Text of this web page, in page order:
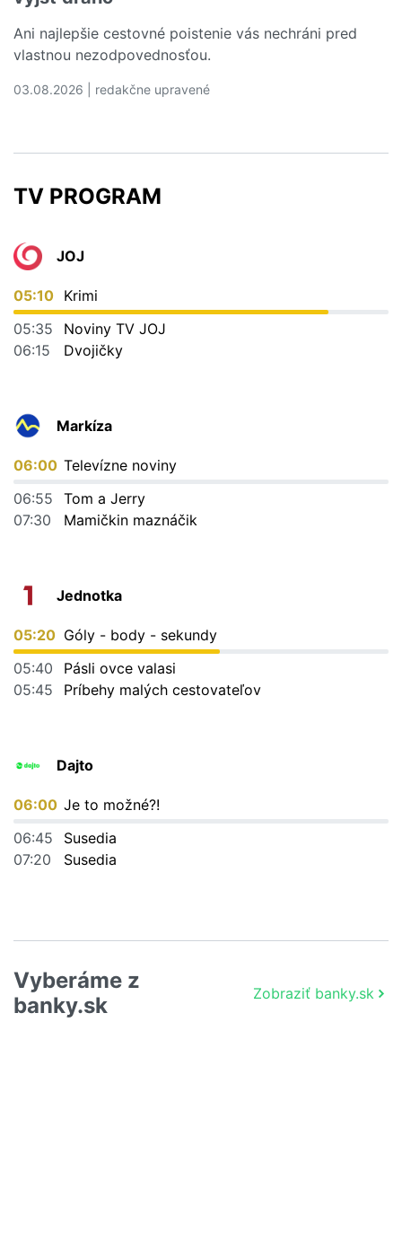
Ani najlepšie cestovné poistenie vás nechráni pred
vlastnou nezodpovednosťou.
03.08.2026 | redakčne upravené
TV PROGRAM
JOJ
05:10 Krimi
05:35
Noviny TV JOJ
06:15
Dvojičky
Markíza
06:00 Televízne noviny
06:55
Tom a Jerry
07:30
Mamičkin maznáčik
Jednotka
05:20 Góly - body - sekundy
05:40
Pásli ovce valasi
05:45
Príbehy malých cestovateľov
Dajto
06:00 Je to možné?!
06:45
Susedia
07:20
Susedia
Vyberáme z
banky.sk
Zobraziť banky.sk